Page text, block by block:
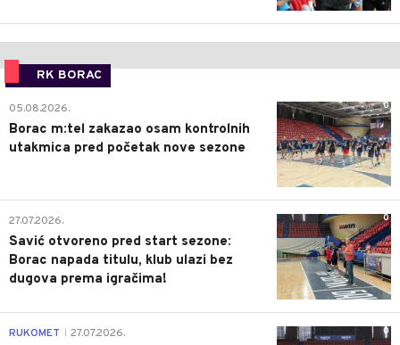
RK BORAC
0
05.08.2026.
Borac m:tel zakazao osam kontrolnih
utakmica pred početak nove sezone
0
27.07.2026.
Savić otvoreno pred start sezone:
Borac napada titulu, klub ulazi bez
dugova prema igračima!
0
RUKOMET 27.07.2026.